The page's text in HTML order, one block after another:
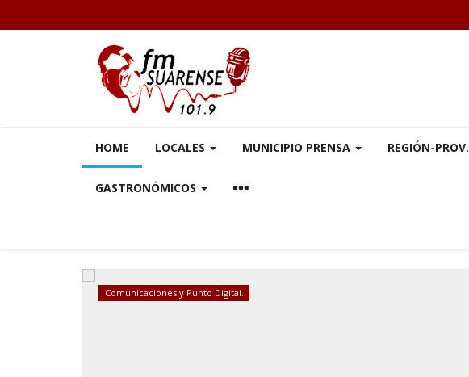
HOME LOCALES MUNICIPIO PRENSA REGIÓN-PROV.
GASTRONÓMICOS
Comunicaciones y Punto Digital.